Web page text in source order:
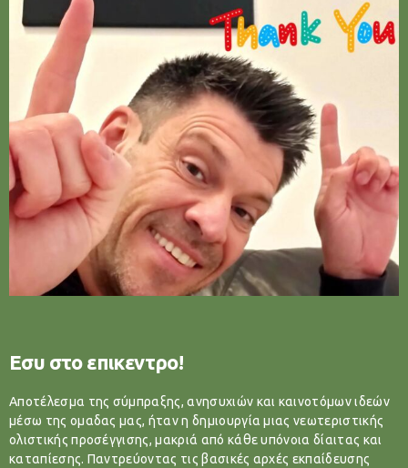
Εσυ στο επικεντρο!
Αποτέλεσμα της σύμπραξης, ανησυχιών και καινοτόμων ιδεών
μέσω της ομαδας μας, ήταν η δημιουργία μιας νεωτεριστικής
ολιστικής προσέγγισης, μακριά από κάθε υπόνοια δίαιτας και
καταπίεσης. Παντρεύοντας τις βασικές αρχές εκπαίδευσης